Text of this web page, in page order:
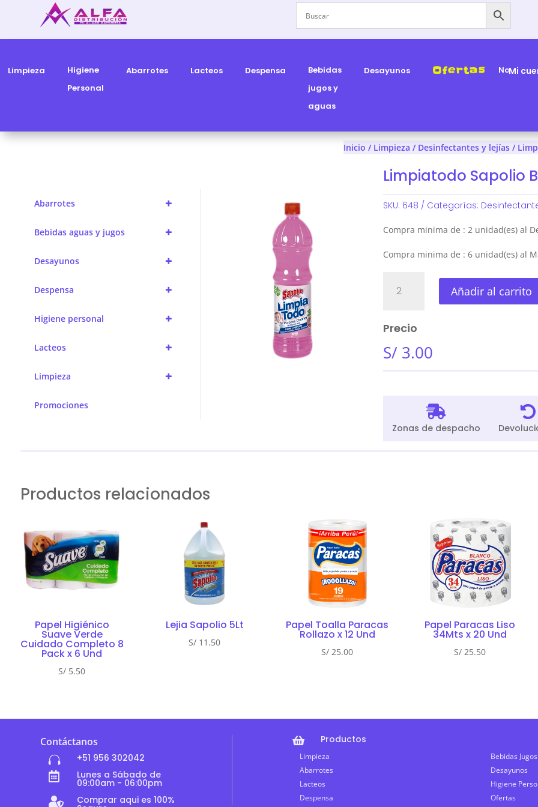
Limpieza
Higiene
Personal
Abarrotes Lacteos Despensa
Bebidas
jugos y
aguas
Desayunos Ofertas Nosotros
Mi
Inicio / Limpieza / Desinfectantes y lejías /
+
Abarrotes
+
Bebidas aguas y jugos
+
Desayunos
+
Despensa
+
Higiene personal
+
Lacteos
+
Limpieza
Promociones
Limpiatodo Sapolio
SKU: 648 Categorías:
Compra minima de : 2 unidad(es) al
Compra minima de : 6 unidad(es) al
Sapolio
cantidad
Añadir al carrito
Precio
S/ 3.00

Zonas de despacho

Productos relacionados
Papel Higiénico
Suave Verde
Cuidado Completo 8
Pack x 6 Und
S/ 5.50
Lejia Sapolio 5Lt
S/ 11.50
Papel Toalla Paracas
Rollazo x 12 Und
S/ 25.00
Papel Paracas Liso
34Mts x 20 Und
S/25.50
Contáctanos
 +51 956 302042
 Lunes a Sábado de
09:00am - 06:00pm
 Comprar aqui es 100%
 Productos
Limpieza
Abarrotes
Lacteos
Despensa
Bebidas
Desayunos
Higiene
Ofertas